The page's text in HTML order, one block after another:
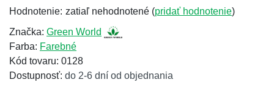
Hodnotenie: zatiaľ nehodnotené (pridať hodnotenie)
Značka: Green World
Farba: Farebné
Kód tovaru: 0128
Dostupnosť: do 2-6 dní od objednania